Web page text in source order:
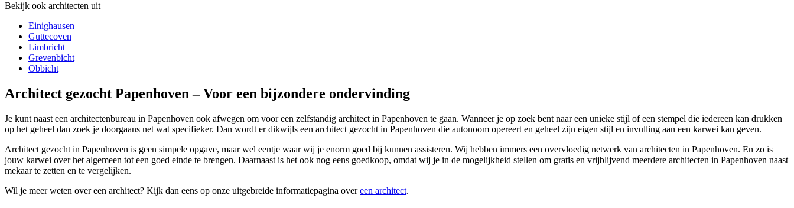
Bekijk ook architecten uit
Einighausen
Guttecoven
Limbricht
Grevenbicht
Obbicht
Architect gezocht Papenhoven – Voor een bijzondere ondervinding
Je kunt naast een architectenbureau in Papenhoven ook afwegen om voor een zelfstandig architect in Papenhoven te gaan. Wanneer je op zoek bent naar een unieke stijl of een stempel die iedereen kan drukken
op het geheel dan zoek je doorgaans net wat specifieker. Dan wordt er dikwijls een architect gezocht in Papenhoven die autonoom opereert en geheel zijn eigen stijl en invulling aan een karwei kan geven.
Architect gezocht in Papenhoven is geen simpele opgave, maar wel eentje waar wij je enorm goed bij kunnen assisteren. Wij hebben immers een overvloedig netwerk van architecten in Papenhoven. En zo is
jouw karwei over het algemeen tot een goed einde te brengen. Daarnaast is het ook nog eens goedkoop, omdat wij je in de mogelijkheid stellen om gratis en vrijblijvend meerdere architecten in Papenhoven naast
mekaar te zetten en te vergelijken.
Wil je meer weten over een architect? Kijk dan eens op onze uitgebreide informatiepagina overeen architect.